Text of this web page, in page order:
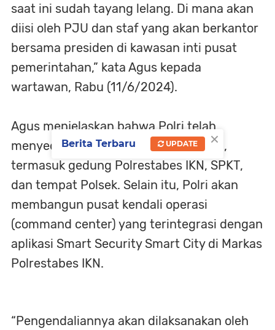
saat ini sudah tayang lelang. Di mana akan
diisi oleh PJU dan staf yang akan berkantor
bersama presiden di kawasan inti pusat
pemerintahan,” kata Agus kepada
wartawan, Rabu (11/6/2024).
Agus menjelaskan bahwa Polri telah
menyediakan berbagai fasilitas di IKN,
termasuk gedung Polrestabes IKN, SPKT,
dan tempat Polsek. Selain itu, Polri akan
membangun pusat kendali operasi
(command center) yang terintegrasi dengan
aplikasi Smart Security Smart City di Markas
Polrestabes IKN.
“Pengendaliannya akan dilaksanakan oleh
×
Berita Terbaru UPDATE